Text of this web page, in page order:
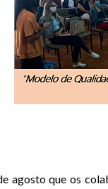
agosto que os